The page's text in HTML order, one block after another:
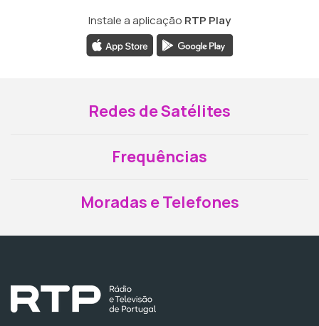
Instale a aplicação RTP Play
Redes de Satélites
Frequências
Moradas e Telefones